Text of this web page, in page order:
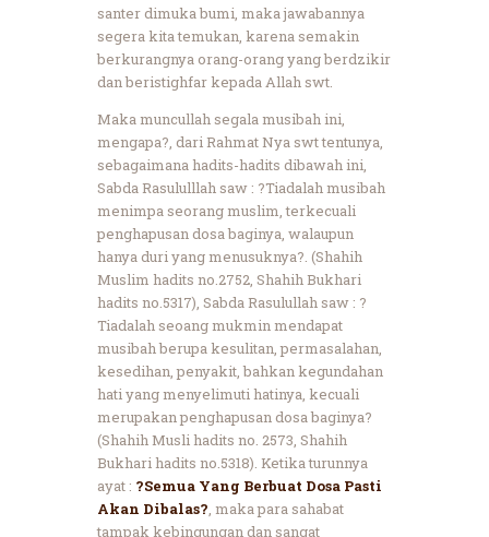
santer dimuka bumi, maka jawabannya
segera kita temukan, karena semakin
berkurangnya orang-orang yang berdzikir
dan beristighfar kepada Allah swt.
Maka muncullah segala musibah ini,
mengapa?, dari Rahmat Nya swt tentunya,
sebagaimana hadits-hadits dibawah ini,
Sabda Rasululllah saw : ?Tiadalah musibah
menimpa seorang muslim, terkecuali
penghapusan dosa baginya, walaupun
hanya duri yang menusuknya?. (Shahih
Muslim hadits no.2752, Shahih Bukhari
hadits no.5317), Sabda Rasulullah saw : ?
Tiadalah seoang mukmin mendapat
musibah berupa kesulitan, permasalahan,
kesedihan, penyakit, bahkan kegundahan
hati yang menyelimuti hatinya, kecuali
merupakan penghapusan dosa baginya?
(Shahih Musli hadits no. 2573, Shahih
Bukhari hadits no.5318). Ketika turunnya
ayat : ?Semua Yang Berbuat Dosa Pasti
Akan Dibalas?, maka para sahabat
tampak kebingungan dan sangat